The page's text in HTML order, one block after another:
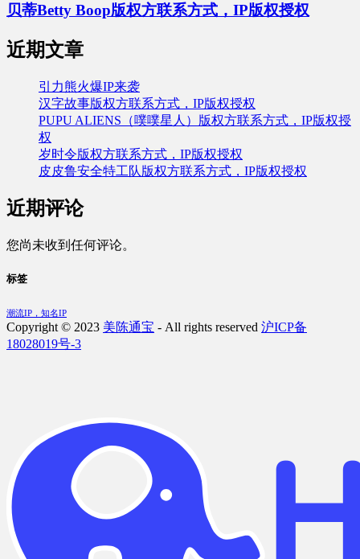
贝蒂Betty Boop版权方联系方式，IP版权授权
近期文章
引力熊火爆IP来袭
汉字故事版权方联系方式，IP版权授权
PUPU ALIENS（噗噗星人）版权方联系方式，IP版权授
权
岁时令版权方联系方式，IP版权授权
皮皮鲁安全特工队版权方联系方式，IP版权授权
近期评论
您尚未收到任何评论。
标签
潮流IP，知名IP
Copyright © 2023 美陈通宝 - All rights reserved 沪ICP备
18028019号-3